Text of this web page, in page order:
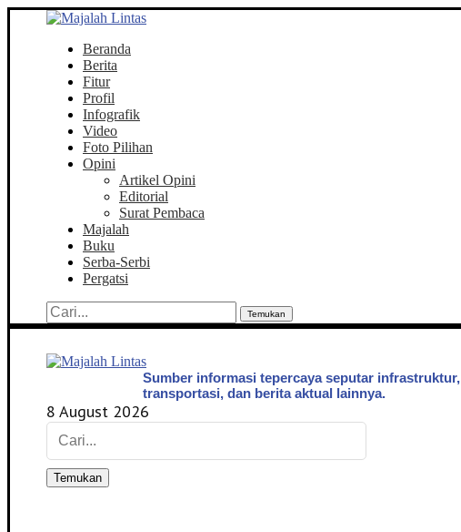
Beranda
Berita
Fitur
Profil
Infografik
Video
Foto Pilihan
Opini
Artikel Opini
Editorial
Surat Pembaca
Majalah
Buku
Serba-Serbi
Pergatsi
Temukan
Sumber informasi tepercaya seputar infrastruktur,
transportasi, dan berita aktual lainnya.
8 August 2026
Temukan